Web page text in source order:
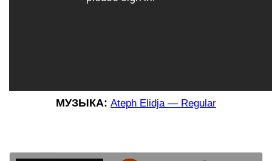
МУЗЫКА: Ateph Elidja — Regular